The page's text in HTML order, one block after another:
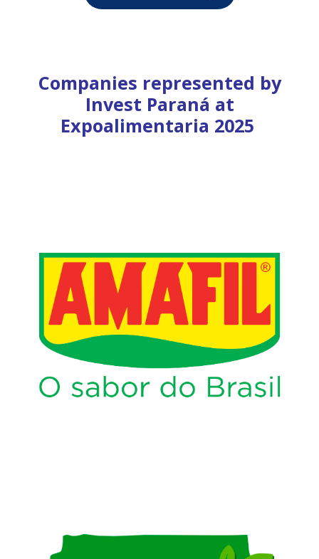
Companies represented by
Invest Paraná at
Expoalimentaria 2025